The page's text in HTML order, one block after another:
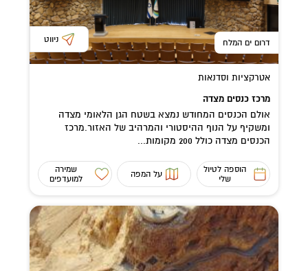
דרום ים המלח ניווט
אטרקציות וסדנאות
מרכז כנסים מצדה
אולם הכנסים המחודש נמצא בשטח הגן הלאומי מצדה
ומשקיף על הנוף ההיסטורי והמרהיב של האזור.מרכז
הכנסים מצדה כולל 200 מקומות...
הוספה לטיול
שלי
על המפה
שמירה
למועדפים